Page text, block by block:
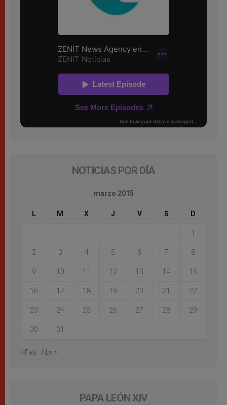
NOTICIAS POR DÍA
marzo 2015
L M X J V S D
1
2 3 4 5 6 7 8
9 10 11 12 13 14 15
16 17 18 19 20 21 22
23 24 25 26 27 28 29
30 31
« Feb Abr »
PAPA LEÓN XIV